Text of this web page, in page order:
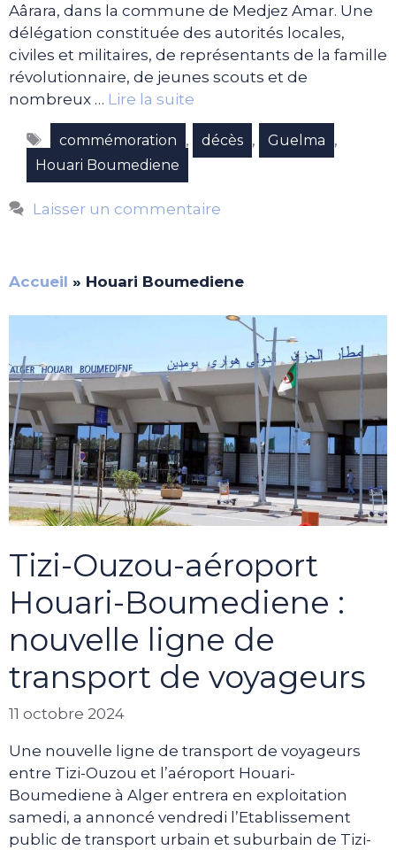
Aârara, dans la commune de Medjez Amar. Une
délégation constituée des autorités locales,
civiles et militaires, de représentants de la famille
révolutionnaire, de jeunes scouts et de
nombreux … Lire la suite
Étiquettes
commémoration , décès , Guelma ,
Houari Boumediene
Laisser un commentaire
Accueil » Houari Boumediene
Tizi-Ouzou-aéroport
Houari-Boumediene :
nouvelle ligne de
transport de voyageurs
11 octobre 2024
Une nouvelle ligne de transport de voyageurs
entre Tizi-Ouzou et l’aéroport Houari-
Boumediene à Alger entrera en exploitation
samedi, a annoncé vendredi l’Etablissement
public de transport urbain et suburbain de Tizi-